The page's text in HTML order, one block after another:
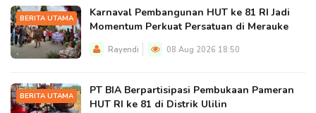
BERITA UTAMA
Karnaval Pembangunan HUT ke 81 RI Jadi
Momentum Perkuat Persatuan di Merauke
Rayendi 08 Aug 2026 18:50
BERITA UTAMA
PT BIA Berpartisipasi Pembukaan Pameran
HUT RI ke 81 di Distrik Ulilin